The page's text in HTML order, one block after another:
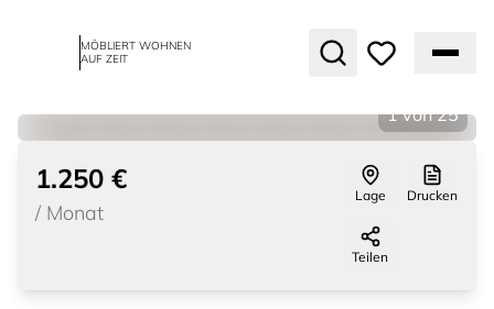
MÖBLIERT WOHNEN
AUF ZEIT
1 von 25
1.250 €
/ Monat
Lage Drucken
Teilen